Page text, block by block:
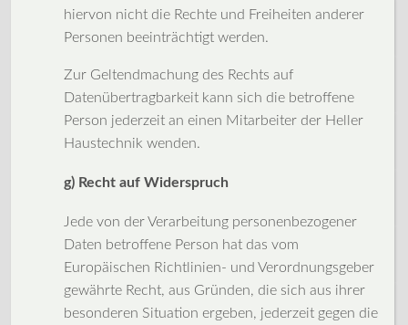
hiervon nicht die Rechte und Freiheiten anderer
Personen beeinträchtigt werden.
Zur Geltendmachung des Rechts auf
Datenübertragbarkeit kann sich die betroffene
Person jederzeit an einen Mitarbeiter der Heller
Haustechnik wenden.
g) Recht auf Widerspruch
Jede von der Verarbeitung personenbezogener
Daten betroffene Person hat das vom
Europäischen Richtlinien- und Verordnungsgeber
gewährte Recht, aus Gründen, die sich aus ihrer
besonderen Situation ergeben, jederzeit gegen die